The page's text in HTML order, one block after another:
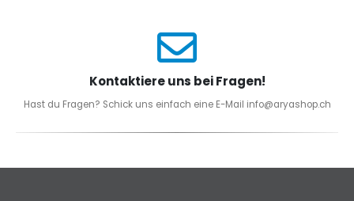
Kontaktiere uns bei Fragen!
Hast du Fragen? Schick uns einfach eine E-Mail info@aryashop.ch